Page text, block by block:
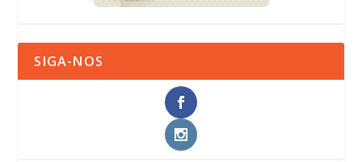
SIGA-NOS